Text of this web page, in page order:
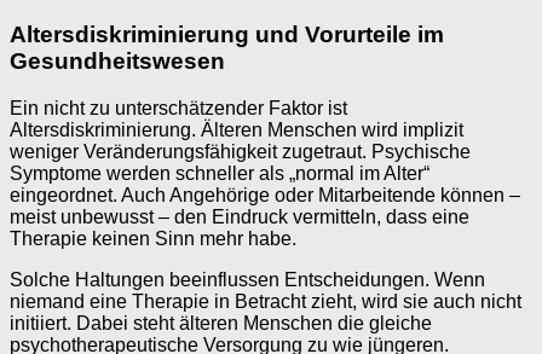
Altersdiskriminierung und Vorurteile im
Gesundheitswesen
Ein nicht zu unterschätzender Faktor ist
Altersdiskriminierung. Älteren Menschen wird implizit
weniger Veränderungsfähigkeit zugetraut. Psychische
Symptome werden schneller als „normal im Alter“
eingeordnet. Auch Angehörige oder Mitarbeitende können –
meist unbewusst – den Eindruck vermitteln, dass eine
Therapie keinen Sinn mehr habe.
Solche Haltungen beeinflussen Entscheidungen. Wenn
niemand eine Therapie in Betracht zieht, wird sie auch nicht
initiiert. Dabei steht älteren Menschen die gleiche
psychotherapeutische Versorgung zu wie jüngeren.